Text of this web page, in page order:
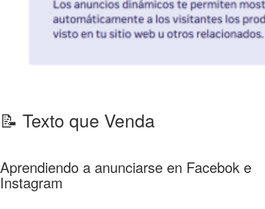
📝 Texto que Venda
Aprendiendo a anunciarse en Facebok e
Instagram